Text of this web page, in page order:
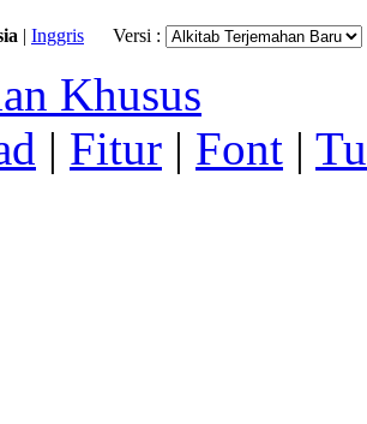
| Inggris Versi :
Khusus
| Fitur | Font |